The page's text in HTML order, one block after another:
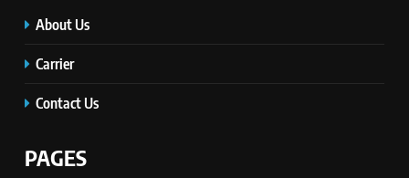
About Us
Carrier
Contact Us
PAGES